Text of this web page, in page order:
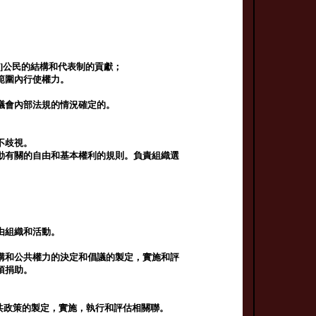
民的結構和代表制的貢獻；
內行使權力。
內部法規的情況確定的。
視。
關的自由和基本權利的規則。負責組織選
織和活動。
公共權力的決定和倡議的製定，實施和評
助。
策的製定，實施，執行和評估相關聯。